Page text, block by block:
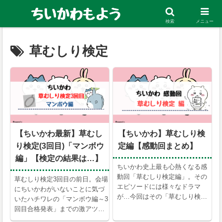
ちいかわの考察・まとめ、お得な電子マンガ情報を発信中！
草むしり検定
【ちいかわ最新】草むし
り検定(3回目)「マンボウ
編」【検定の結果は…】
草むしり検定3回目の前日。会場
にちいかわがいないことに気づ
いたハチワレの「マンボウ編～3
回目合格発表」までの激アツ編
をお届けします。
【ちいかわ】草むしり検
定編【感動回まとめ】
ちいかわ史上最も心熱くなる感
動回「草むしり検定編」。その
エピソードには様々なドラマ
が…今回はその「草むしり検定
検索 メニュー